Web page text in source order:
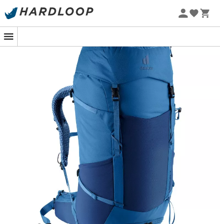
Letní akce 🔥 -5 % EXTRA při nákupu 2 produktů* s kódem
Traverse 28 S Dry - Expediční batoh
5609,00 Kč -40%
Ekologicky šetrné
deuter
Aircontact Core
4719,13 Kč